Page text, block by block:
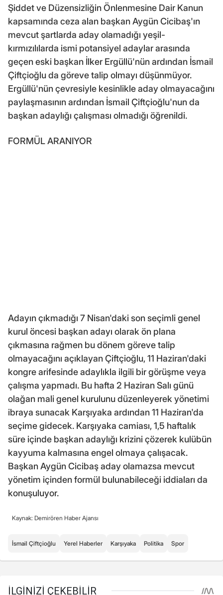
Şiddet ve Düzensizliğin Önlenmesine Dair Kanun
kapsamında ceza alan başkan Aygün Cicibaş'ın
mevcut şartlarda aday olamadığı yeşil-
kırmızılılarda ismi potansiyel adaylar arasında
geçen eski başkan İlker Ergüllü'nün ardından İsmail
Çiftçioğlu da göreve talip olmayı düşünmüyor.
Ergüllü'nün çevresiyle kesinlikle aday olmayacağını
paylaşmasının ardından İsmail Çiftçioğlu'nun da
başkan adaylığı çalışması olmadığı öğrenildi.
FORMÜL ARANIYOR
Adayın çıkmadığı 7 Nisan'daki son seçimli genel
kurul öncesi başkan adayı olarak ön plana
çıkmasına rağmen bu dönem göreve talip
olmayacağını açıklayan Çiftçioğlu, 11 Haziran'daki
kongre arifesinde adaylıkla ilgili bir görüşme veya
çalışma yapmadı. Bu hafta 2 Haziran Salı günü
olağan mali genel kurulunu düzenleyerek yönetimi
ibraya sunacak Karşıyaka ardından 11 Haziran'da
seçime gidecek. Karşıyaka camiası, 1,5 haftalık
süre içinde başkan adaylığı krizini çözerek kulübün
kayyuma kalmasına engel olmaya çalışacak.
Başkan Aygün Cicibaş aday olamazsa mevcut
yönetim içinden formül bulunabileceği iddiaları da
konuşuluyor.
Kaynak: Demirören Haber Ajansı
İsmail Çiftçioğlu Yerel Haberler Karşıyaka Politika Spor